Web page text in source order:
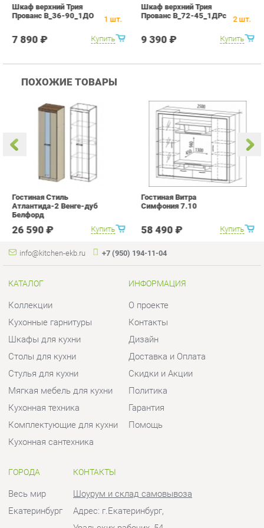
ПОХОЖИЕ ТОВАРЫ
Купить
Гостиная Стиль
Атлантида-2 Венге-дуб
26 590 ₽ Купить
Гостиная Витра
Симфония 7.10
58 490 ₽
+7 (950) 194-11-04
КАТАЛОГ
Коллекции
Кухонные гарнитуры
Шкафы для кухни
Столы для кухни
Стулья для кухни
Мягкая мебель для кухни
Кухонная техника
Комплектующие для кухни
ИНФОРМАЦИЯ
Контакты
Дизайн
Доставка и Оплата
Скидки и Акции
Политика
Гарантия
Помощь
ГОРОДА
Екатеринбург
КОНТАКТЫ
Адрес: г.Екатеринбург,
Уральских рабочих, 54
Отправить сообщение